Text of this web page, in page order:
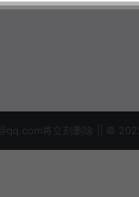
将立刻删除 || ©